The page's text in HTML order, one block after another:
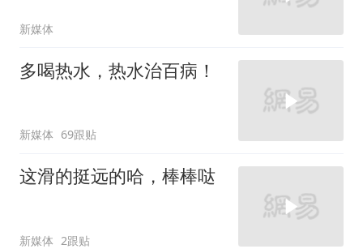
新媒体
多喝热水，热水治百病！
新媒体 69跟贴
这滑的挺远的哈，棒棒哒
新媒体 2跟贴